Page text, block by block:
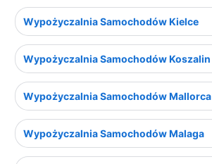
Wypożyczalnia Samochodów Kielce
Wypożyczalnia Samochodów Koszalin
Wypożyczalnia Samochodów Mallorca
Wypożyczalnia Samochodów Malaga